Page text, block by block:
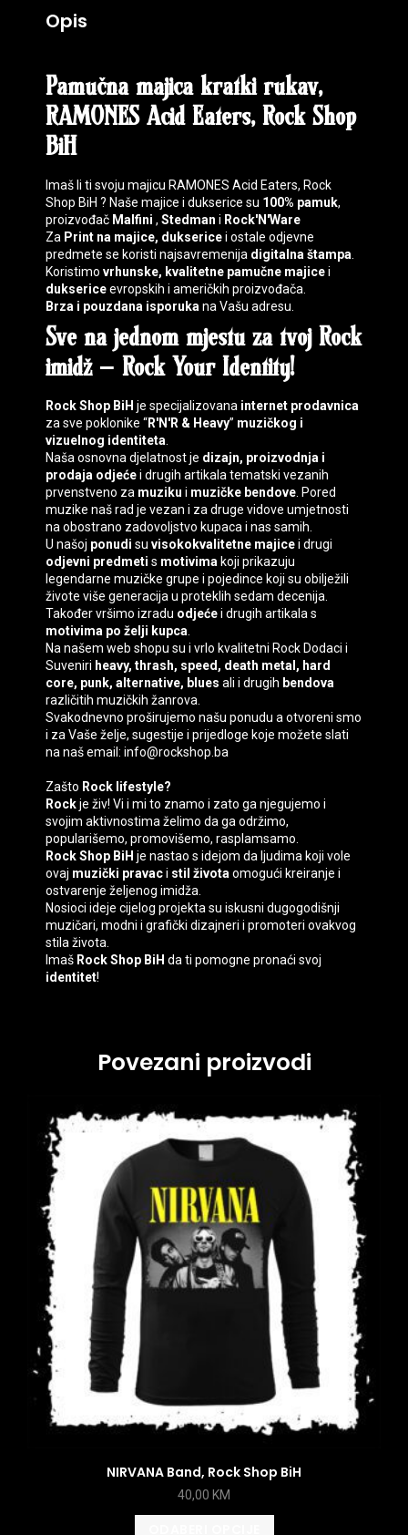
Opis
Pamučna majica kratki rukav,
RAMONES Acid Eaters, Rock Shop
BiH
Imaš li ti svoju majicu RAMONES Acid Eaters, Rock
Shop BiH ? Naše majice i dukserice su 100% pamuk,
proizvođač Malfini , Stedman i Rock'N'Ware
Za Print na majice, duksericei ostale odjevne
predmete se koristi najsavremenija digitalna štampa
Koristimo vrhunske, kvalitetne pamučne majicei
duksericeevropskih i američkih proizvođača.
Brza i pouzdana isporuka na Vašu adresu.
Sve na jednom mjestu za tvoj Rock
imidž– Rock Your Identity!
Rock Shop BiH je specijalizovana internet prodavnica
za sve poklonike “R'N'R & Heavy” muzičkog i
vizuelnog identiteta
Naša osnovna djelatnost je dizajn, proizvodnja i
prodaja odjećei drugih artikala tematski vezanih
prvenstveno za muziku i muzičke bendove . Pored
muzike naš rad je vezan i za druge vidove umjetnosti
na obostrano zadovoljstvo kupaca i nas samih.
U našoj ponudi su visokokvalitetne majicei drugi
odjevni predmeti s motivima koji prikazuju
legendarne muzičke grupe i pojedince koji su obilježili
živote više generacija u proteklih sedam decenija.
Također vršimo izradu odjećei drugih artikala s
motivima po želji kupca
Na našem web shopu su i vrlo kvalitetni Rock Dodaci i
Suveniri heavy, thrash, speed, death metal, hard
core, punk, alternative, blues ali i drugih bendova
različitih muzičkih žanrova.
Svakodnevno proširujemo našu ponudu a otvoreni smo
i za Vaše želje, sugestije i prijedloge koje možete slati
na naš email: info@rockshop.ba
Zašto Rock lifestyle?
Rockje živ! Vi i mi to znamo i zato ga njegujemo i
svojim aktivnostima želimo da ga održimo,
popularišemo, promovišemo, rasplamsamo.
Rock Shop BiH je nastao s idejom da ljudima koji vole
ovaj muzički pravaci stil života omogući kreiranje i
ostvarenje željenog imidža.
Nosioci ideje cijelog projekta su iskusni dugogodišnji
muzičari, modni i grafički dizajneri i promoteri ovakvog
stila života.
Imaš Rock Shop BiH da ti pomogne pronaći svoj
identitet!
Povezani proizvodi
NIRVANA Band, Rock Shop BiH
40,00 KM